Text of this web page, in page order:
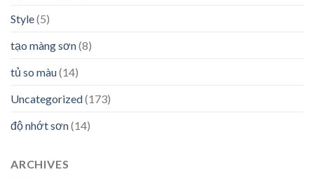
Style(5)
tạo màng sơn(8)
tủ so màu(14)
Uncategorized(173)
độ nhớt sơn(14)
ARCHIVES